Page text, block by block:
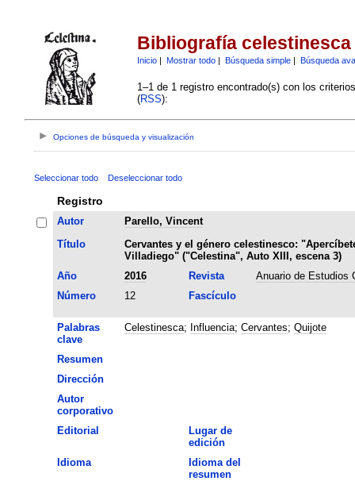
Bibliografía celestinesca
Inicio| Mostrar todo| Búsqueda simple| Búsqueda
1–1 de 1 registro encontrado(s) con los
(RSS):
Opciones de búsqueda y visualización
Seleccionar todo Deseleccionar todo
Registro
Autor
Parello, Vincent
Título
Cervantes y el género celestinesco:
Villadiego" ("Celestina", Auto XIII, escena 3)
Año
2016 Revista
Anuario de Estudios
Número
12 Fascículo
Palabras
clave
Celestinesca; Influencia; Cervantes; Quijote
Resumen
Dirección
Autor
corporativo
Editorial
Lugar de
edición
Idioma
Idioma del
resumen